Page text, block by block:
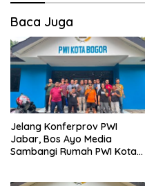
Baca Juga
Jelang Konferprov PWI
Jabar, Bos Ayo Media
Sambangi Rumah PWI Kota